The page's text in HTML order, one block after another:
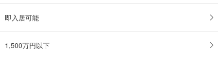
即入居可能
1,500万円以下